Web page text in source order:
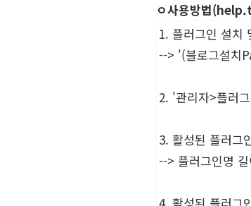
ㅇ사용방법
1. 플러그인 설치
--> '(블로그설
2. '관리자>플러
3. 활성된 플러그
--> 플러그인명